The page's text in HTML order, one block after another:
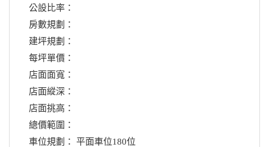
公設比率：
房數規劃：
建坪規劃：
每坪單價：
店面面寬：
店面縱深：
店面挑高：
總價範圍：
車位規劃： 平面車位180位